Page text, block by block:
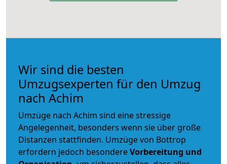
Wir sind die besten
Umzugsexperten für den Umzug
nach Achim
Umzüge nach Achim sind eine stressige
Angelegenheit, besonders wenn sie über große
Distanzen stattfinden. Umzüge von Bottrop
erfordern jedoch besondereVorbereitung und